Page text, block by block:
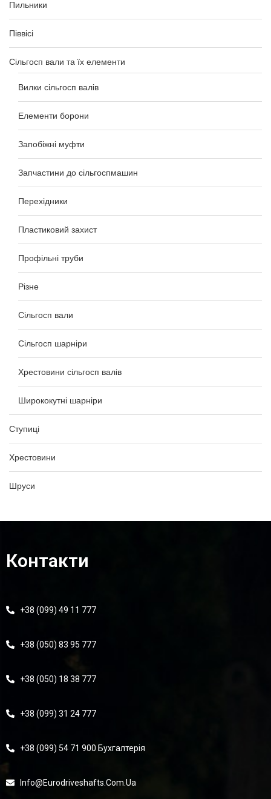
Пильники
Піввісі
Сільгосп вали та їх елементи
Вилки сільгосп валів
Елементи борони
Запобіжні муфти
Запчастини до сільгоспмашин
Перехідники
Пластиковий захист
Профільні труби
Різне
Сільгосп вали
Сільгосп шарніри
Хрестовини сільгосп валів
Ширококутні шарніри
Ступиці
Хрестовини
Шруси
Контакти
+38 (099) 49 11 777
+38 (050) 83 95 777
+38 (050) 18 38 777
+38 (099) 31 24 777
+38 (099) 54 71 900 Бухгалтерія
Info@eurodriveshafts.com.ua